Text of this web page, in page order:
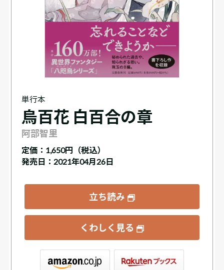
単行本
烏百花 白百合の章
阿部智里
定価： 1,650円（税込）
発売日：2021年04月26日
立ち読み
くわしく見る